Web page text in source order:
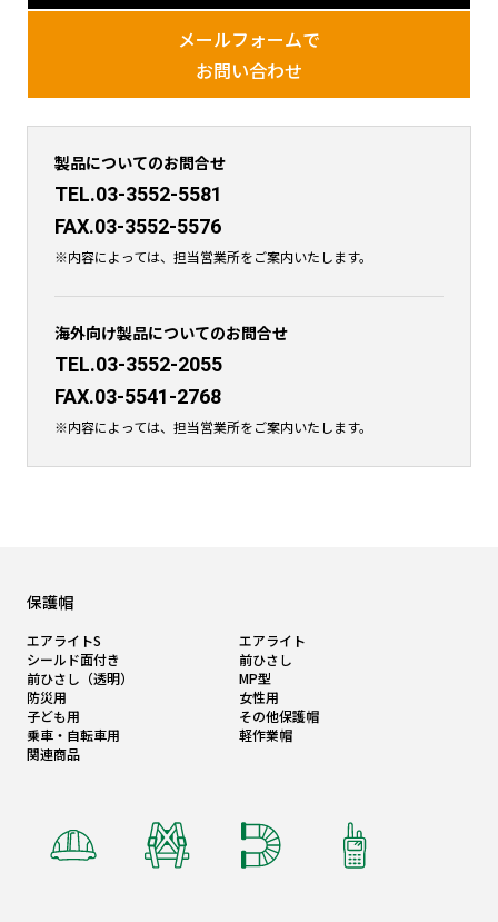
メールフォームで
お問い合わせ
製品についてのお問合せ
TEL.03-3552-5581
FAX.03-3552-5576
※内容によっては、担当営業所をご案内いたします。
海外向け製品についてのお問合せ
TEL.03-3552-2055
FAX.03-5541-2768
※内容によっては、担当営業所をご案内いたします。
保護帽
エアライトS
エアライト
シールド面付き
前ひさし
前ひさし（透明）
MP型
防災用
女性用
子ども用
その他保護帽
乗車・自転車用
軽作業帽
関連商品